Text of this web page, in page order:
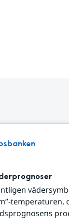
temperaturen,